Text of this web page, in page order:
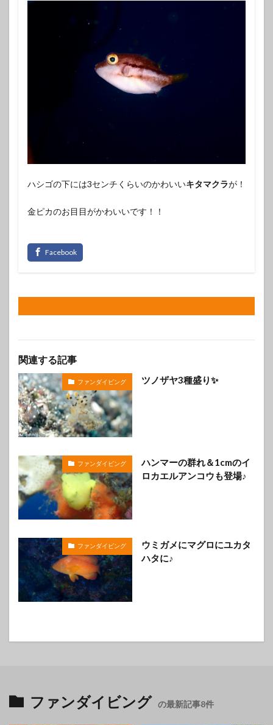
ハシゴの下には3センチくらいのかわいいキタマクラが！
金ピカのお目目がかわいいです！！
関連する記事
ファンダイビング ツノザヤ3種盛り✨️
ファンダイビング
ハンマーの群れ＆1cmのイ
ロカエルアンコウも登場♪
ファンダイビング
ウミガメにマグロにユカタ
ハタに♪
ファンダイビング の最新記事8件